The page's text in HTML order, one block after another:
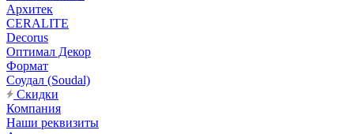
Архитек
CERALITE
Decorus
Оптимал Декор
Формат
Соудал (Soudal)
Скидки
Компания
Наши реквизиты